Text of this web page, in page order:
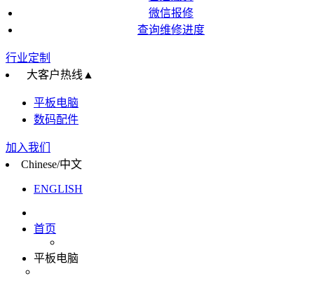
微信报修
查询维修进度
行业定制
大客户热线 ▲
平板电脑
数码配件
加入我们
Chinese/中文
ENGLISH
首页
平板电脑